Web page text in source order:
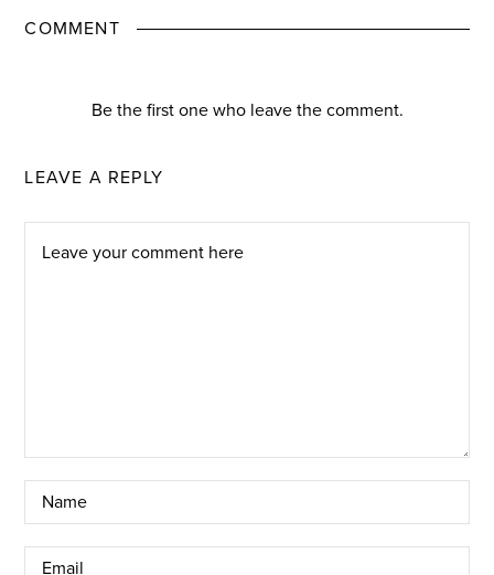
COMMENT
Be the first one who leave the comment.
LEAVE A REPLY